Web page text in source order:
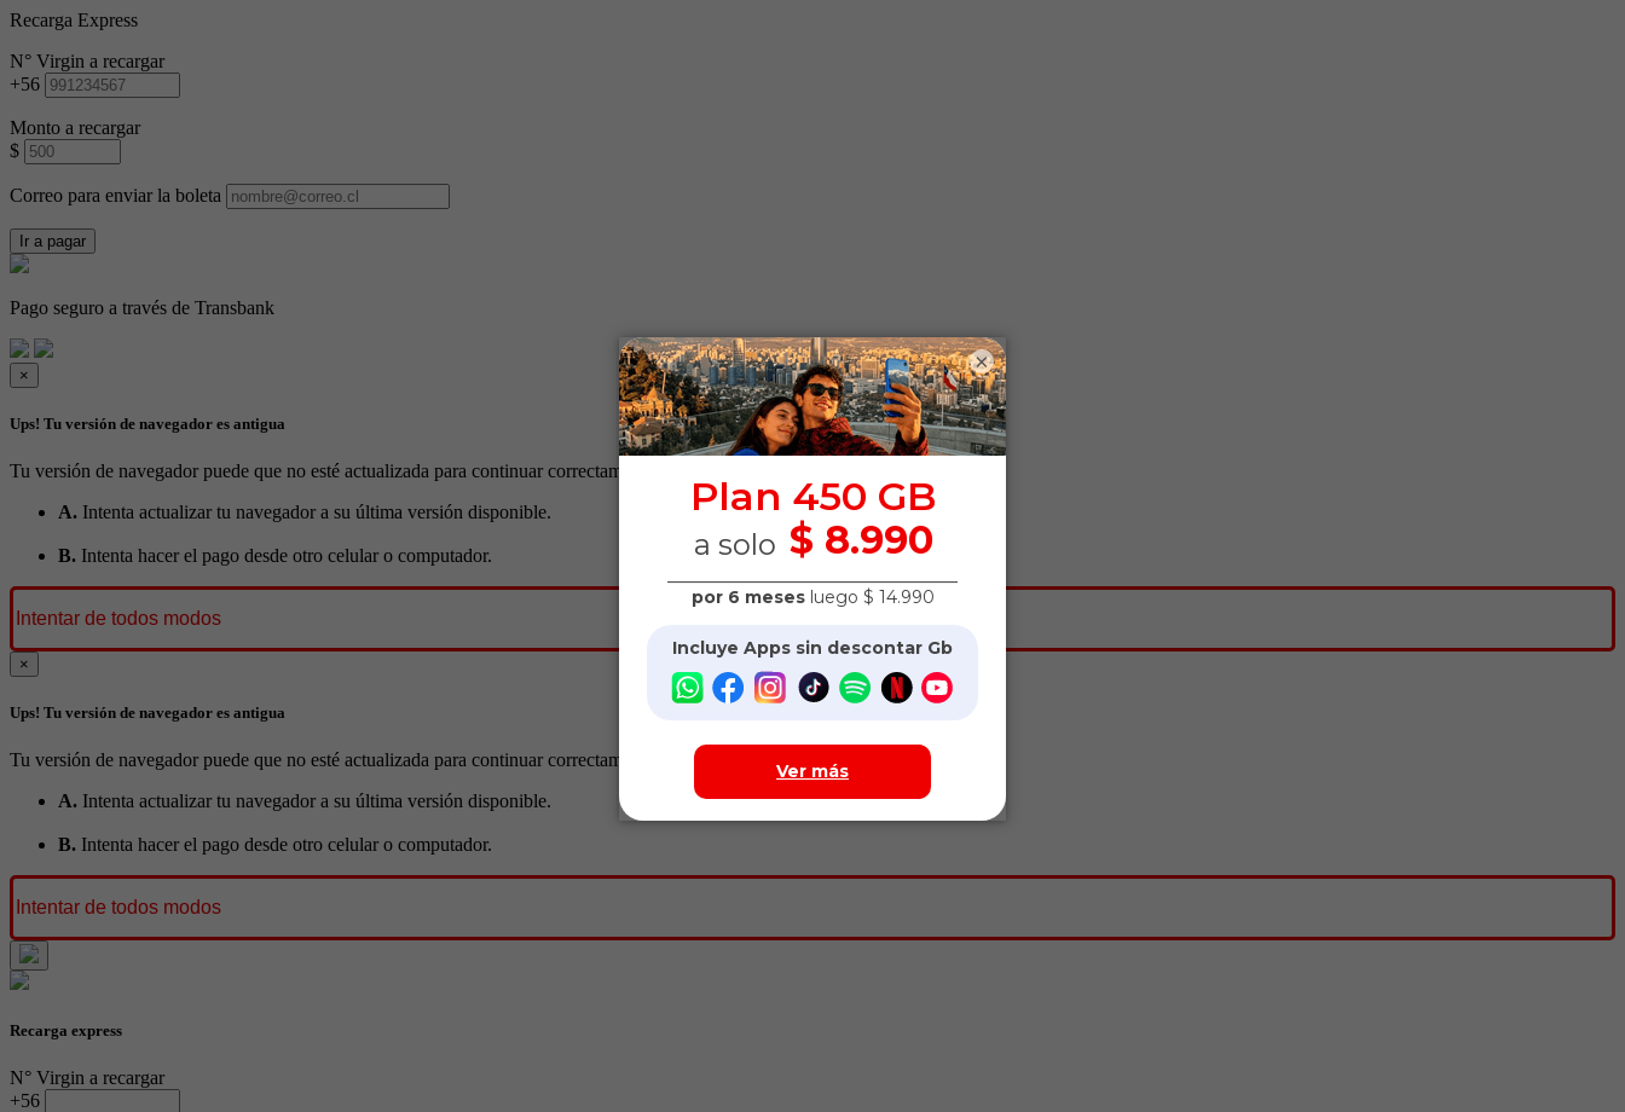
Recarga Express
N° Virgin a recargar
+56
Monto a recargar
$
Correo para enviar la boleta
Ir a pagar
Pago seguro a través de Transbank
×
Ups! Tu versión de navegador es antigua
Tu versión de navegador puede que no esté actualizada para continuar correctamente.
A. Intenta actualizar tu navegador a su última versión disponible.
B. Intenta hacer el pago desde otro celular o computador.
Intentar de todos modos
×
Ups! Tu versión de navegador es antigua
Tu versión de navegador puede que no esté actualizada para continuar correctamente.
A. Intenta actualizar tu navegador a su última versión disponible.
B. Intenta hacer el pago desde otro celular o computador.
Intentar de todos modos
Recarga express
N° Virgin a recargar
+56
×